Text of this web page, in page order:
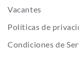
Vacantes
Políticas de
Condiciones de